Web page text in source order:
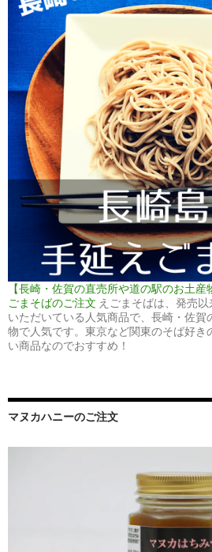
【長崎・佐賀の直売所や道の駅のお土
ごまそばのご注文 えごまそばは、発売
いただいている人気商品で、長崎・佐賀
物で人気です。東京など関東のそば好き
い商品なのでおすすめ！
マヌカハニーのご注文